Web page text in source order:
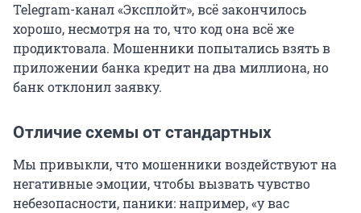
Telegram-канал «Эксплойт», всё закончилось
хорошо, несмотря на то, что код она всё же
продиктовала. Мошенники попытались взять в
приложении банка кредит на два миллиона, но
банк отклонил заявку.
Отличие схемы от стандартных
Мы привыкли, что мошенники воздействуют на
негативные эмоции, чтобы вызвать чувство
небезопасности, паники: например, «у вас